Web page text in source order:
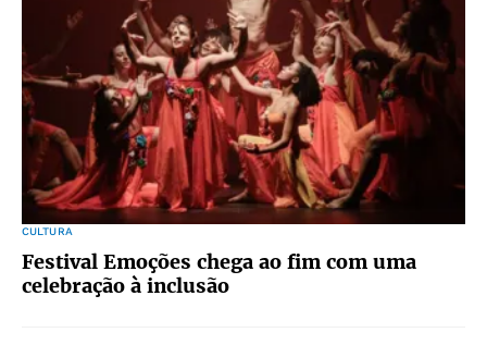
CULTURA
Festival Emoções chega ao fim com uma
celebração à inclusão